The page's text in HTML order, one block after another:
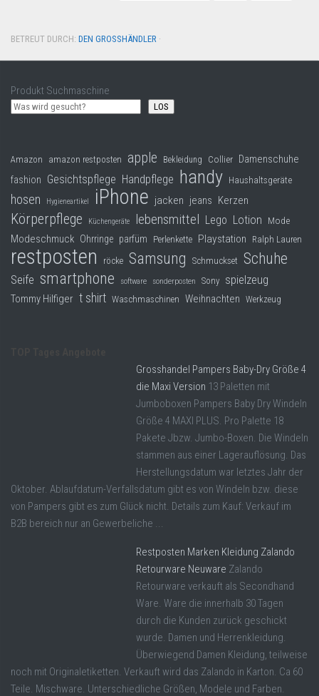
BETREUT DURCH: DEN GROSSHÄNDLER ·
Produkt Suchmaschine
LOS
Amazon amazon restposten apple Bekleidung Collier Damenschuhe
fashion Gesichtspflege Handpflege handy Haushaltsgeräte
hosen Hygieneartikel iPhone jacken jeans Kerzen
Körperpflege Küchengeräte lebensmittel Lego Lotion Mode
Modeschmuck Ohrringe parfüm Perlenkette Playstation Ralph Lauren
restposten röcke Samsung Schmuckset Schuhe
Seife smartphone software sonderposten Sony spielzeug
Tommy Hilfiger t shirt Waschmaschinen Weihnachten Werkzeug
Grosshandel Pampers Baby-Dry Größe 4
die Maxi Version 13 Paletten mit
Jumboboxen Pampers Baby Dry Windeln
Größe 4 MAXI PLUS. Pro Palette 18
Pakete Jbzw. Jumbo-Boxen. Die Windeln
stammen aus einer Lagerauflösung. Das
Herstellungsdatum war letztes Jahr der
Oktober. Ablaufdatum-Verfallsdatum gibt es von Windeln bzw. diese
von Pampers gibt es zum Glück nicht. Details zum Kauf: Verkauf im
B2B bereich nur an Gewerbeliche ...
Restposten Marken Kleidung Zalando
Retourware Neuware Zalando
Retourware verkauft als Secondhand
Ware. Ware die innerhalb 30 Tagen
durch die Kunden zurück geschickt
wurde. Damen und Herrenkleidung.
Überwiegend Damen Kleidung, teilweise
noch mit Originaletiketten. Verkauft wird das Zalando in Karton. Ca 60
Teile. Mischware. Unterschiedliche Größen, Modele und Farben.